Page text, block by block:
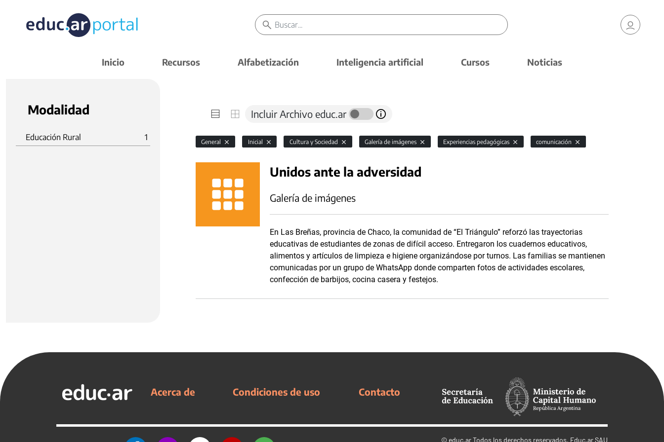
Inicio Recursos Alfabetización Inteligencia artificial Cursos Noticias
Modalidad
Educación Rural 1
Incluir Archivo educ.ar
General Inicial Cultura y Sociedad Galería de imágenes Experiencias pedagógicas comunicación
Unidos ante la adversidad
Galería de imágenes
En Las Breñas, provincia de Chaco, la comunidad de “El Triángulo” reforzó las trayectorias
educativas de estudiantes de zonas de difícil acceso. Entregaron los cuadernos educativos,
alimentos y artículos de limpieza e higiene organizándose por turnos. Las familias se mantienen
comunicadas por un grupo de WhatsApp donde comparten fotos de actividades escolares,
confección de barbijos, cocina casera y festejos.
Acerca de Condiciones de uso Contacto
© educ.arTodos los derechos reservados. Educ.ar SAU